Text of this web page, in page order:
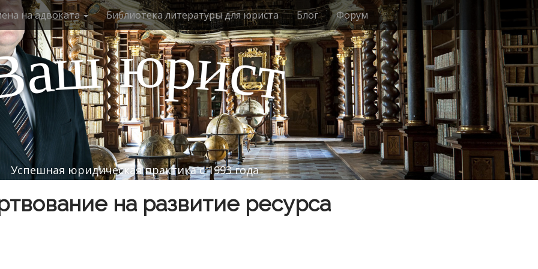
на адвоката Библиотека литературы для юриста Блог Форум
аш юрист
Успешная юридическая практика с 1993 года
на развитие ресурса